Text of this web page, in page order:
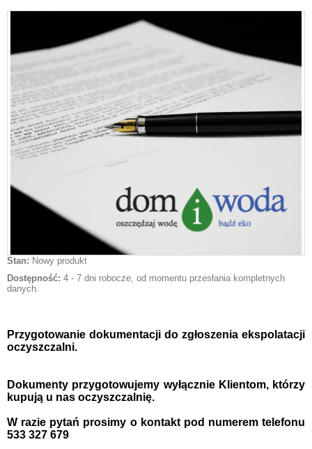
Stan: Nowy produkt
Dostępność: 4 - 7 dni robocze, od momentu przesłania kompletnych
danych.
Przygotowanie dokumentacji do zgłoszenia ekspolatacji
oczyszczalni.
Dokumenty przygotowujemy wyłącznie Klientom, którzy
kupują u nas oczyszczalnię.
W razie pytań prosimy o kontakt pod numerem telefonu
533 327 679